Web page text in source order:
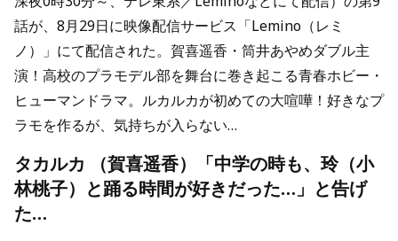
話が、8月29日に映像配信サービス「Lemino（レミ
ノ）」にて配信された。賀喜遥香・筒井あやめダブル主
演！高校のプラモデル部を舞台に巻き起こる青春ホビー・
ヒューマンドラマ。ルカルカが初めての大喧嘩！好きなプ
ラモを作るが、気持ちが入らない…
タカルカ （賀喜遥香）「中学の時も、玲（小
林桃子）と踊る時間が好きだった…」と告げ
た…